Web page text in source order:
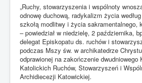
„Ruchy, stowarzyszenia i wspólnoty
odnowę duchową, radykalizm życia
szkołą modlitwy i życia sakramentalnego,
– powiedział w niedzielę, 2 października,
delegat Episkopatu ds. ruchów i
podczas Mszy św. w archikatedrze
odprawionej na zakończenie dwudniowego
Katolickich Ruchów, Stowarzyszeń i
Archidiecezji Katowickiej.